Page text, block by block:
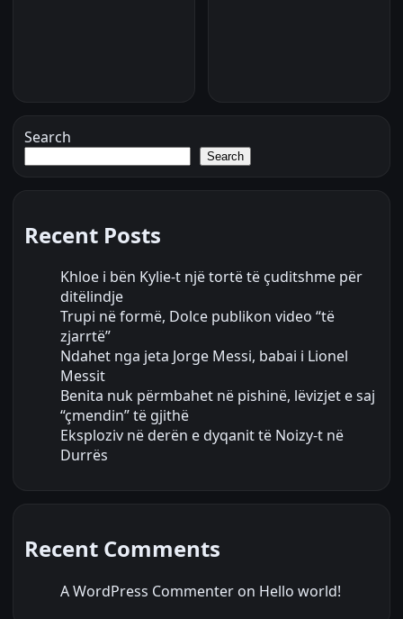
Search
Search
Recent Posts
Khloe i bën Kylie-t një tortë të çuditshme për
ditëlindje
Trupi në formë, Dolce publikon video “të
zjarrtë”
Ndahet nga jeta Jorge Messi, babai i Lionel
Messit
Benita nuk përmbahet në pishinë, lëvizjet e saj
“çmendin” të gjithë
Eksploziv në derën e dyqanit të Noizy-t në
Durrës
Recent Comments
A WordPress Commenter on Hello world!